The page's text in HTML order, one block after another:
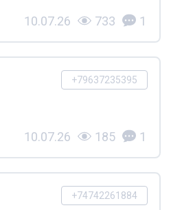
10.07.26 733 1
+79637235395
10.07.26 185 1
+74742261884